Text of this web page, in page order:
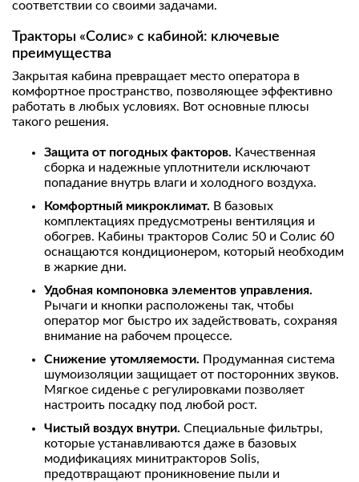
соответствии со своими задачами.
Тракторы «Солис» с кабиной: ключевые
преимущества
Закрытая кабина превращает место оператора в
комфортное пространство, позволяющее эффективно
работать в любых условиях. Вот основные плюсы
такого решения.
Защита от погодных факторов. Качественная
сборка и надежные уплотнители исключают
попадание внутрь влаги и холодного воздуха.
Комфортный микроклимат. В базовых
комплектациях предусмотрены вентиляция и
обогрев. Кабины тракторов Солис 50 и Солис 60
оснащаются кондиционером, который необходим
в жаркие дни.
Удобная компоновка элементов управления.
Рычаги и кнопки расположены так, чтобы
оператор мог быстро их задействовать, сохраняя
внимание на рабочем процессе.
Снижение утомляемости. Продуманная система
шумоизоляции защищает от посторонних звуков.
Мягкое сиденье с регулировками позволяет
настроить посадку под любой рост.
Чистый воздух внутри. Специальные фильтры,
которые устанавливаются даже в базовых
модификациях минитракторов Solis,
предотвращают проникновение пыли и